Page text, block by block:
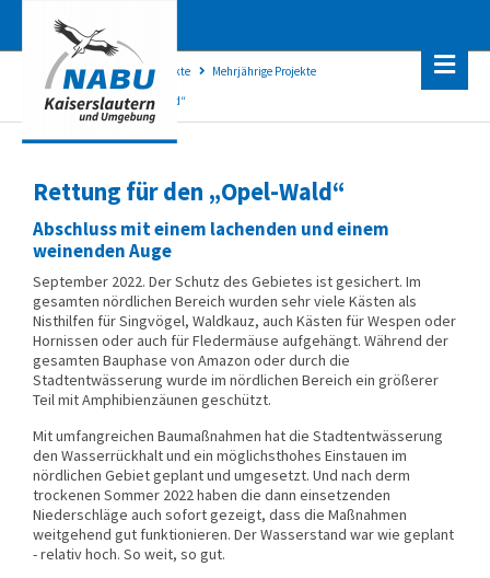
NABU Kaiserslautern Projekte
Mehr­jähri­ge Pro­jekte
Rettung für den „Opel-Wald“
Rettung für den „Opel-Wald“
Abschluss mit einem lachenden und einem
weinenden Auge
September 2022. Der Schutz des Gebietes ist gesichert. Im
gesamten nördlichen Bereich wurden sehr viele Kästen als
Nisthilfen für Singvögel, Waldkauz, auch Kästen für Wespen oder
Hornissen oder auch für Fledermäuse aufgehängt. Während der
gesamten Bauphase von Amazon oder durch die
Stadtentwässerung wurde im nördlichen Bereich ein größerer
Teil mit Amphibienzäunen geschützt.
Mit umfangreichen Baumaßnahmen hat die Stadtentwässerung
den Wasserrückhalt und ein möglichsthohes Einstauen im
nördlichen Gebiet geplant und umgesetzt. Und nach derm
trockenen Sommer 2022 haben die dann einsetzenden
Niederschläge auch sofort gezeigt, dass die Maßnahmen
weitgehend gut funktionieren. Der Wasserstand war wie geplant
- relativ hoch. So weit, so gut.